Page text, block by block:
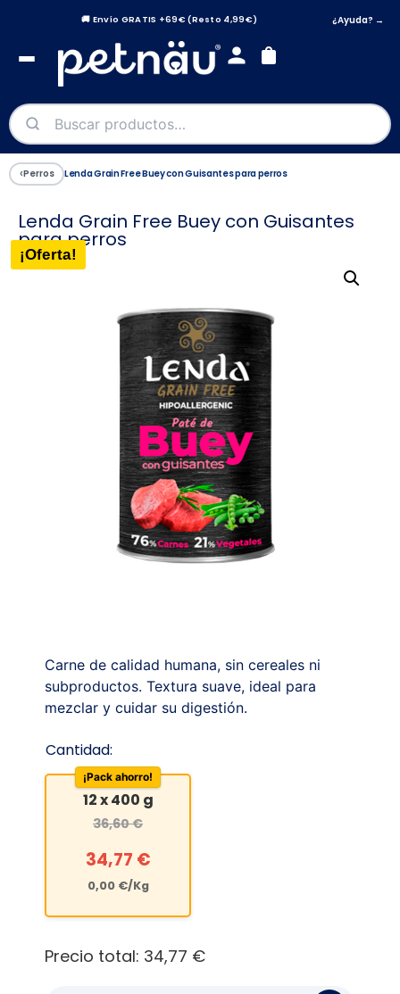
🚚 Envío GRATIS +69€ (Resto 4,99€) ¿Ayuda? →
‹Perros Lenda Grain Free Buey con Guisantes para perros
Lenda Grain Free Buey con Guisantes
para perros
¡Oferta!
Carne de calidad humana, sin cereales ni
subproductos. Textura suave, ideal para
mezclar y cuidar su digestión.
Cantidad:
¡Pack ahorro!
12 x 400 g
36,60€
34,77 €
0,00 €/Kg
Precio total: 34,77 €